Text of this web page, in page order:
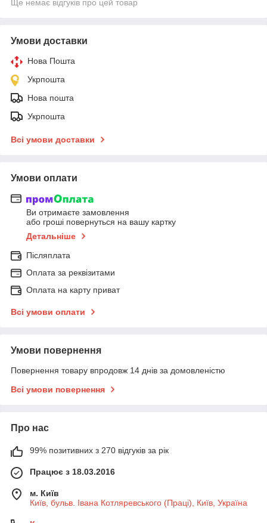
Ще немає відгуків про цей товар
Умови доставки
Нова Пошта
Укрпошта
Нова пошта
Укрпошта
Всі умови доставки
Умови оплати
Ви отримаєте замовлення
або гроші повернуться на вашу картку
Детальніше
Післяплата
Оплата за реквізитами
Оплата на карту приват
Всі умови оплати
Умови повернення
Повернення товару впродовж 14 днів за домовленістю
Всі умови повернення
Про нас
99% позитивних з 270 відгуків за рік
Працює з 18.03.2016
м. Київ
Київ, бульв. Івана Котляревського (Праці), Київ, Україна